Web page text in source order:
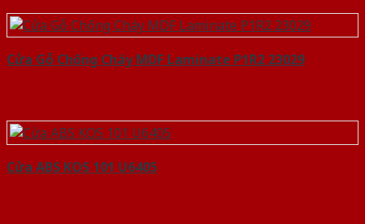
Cửa Gỗ Chống Cháy MDF Laminate P1R2 23029
Cửa ABS KOS 101 U6405